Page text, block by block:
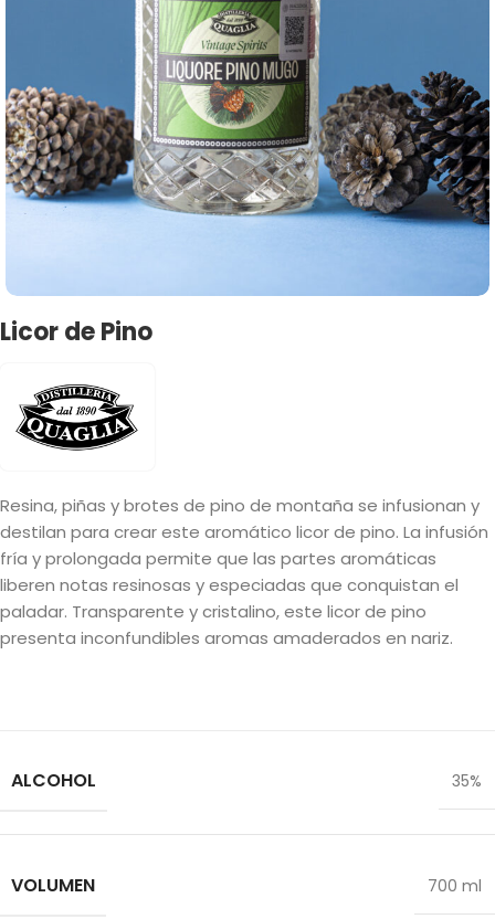
Licor de Pino
Resina, piñas y brotes de pino de montaña se infusionan y
destilan para crear este aromático licor de pino. La infusión
fría y prolongada permite que las partes aromáticas
liberen notas resinosas y especiadas que conquistan el
paladar. Transparente y cristalino, este licor de pino
presenta inconfundibles aromas amaderados en nariz.
ALCOHOL 35%
VOLUMEN 700 ml